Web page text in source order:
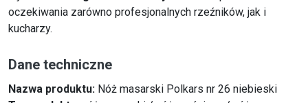
oczekiwania zarówno profesjonalnych rzeźników, jak i
kucharzy.
Dane techniczne
Nazwa produktu: Nóż masarski Polkars nr 26 niebieski